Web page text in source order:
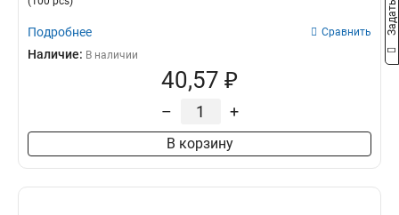
Подробнее Сравнить
Наличие: В наличии
40,57 ₽
– +
В корзину